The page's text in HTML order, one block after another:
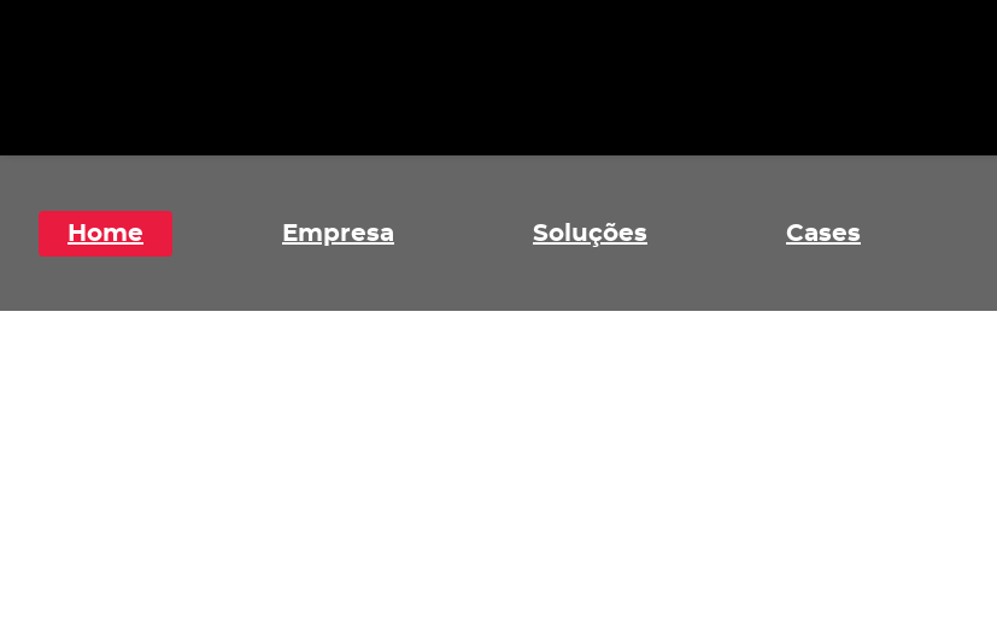
Home Empresa Soluções Cases